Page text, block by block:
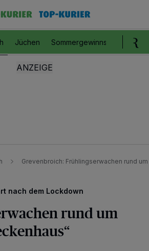
Jüchen Sommergewinnspiel
Grevenbroich: Frühlingserwachen rund
nach dem Lockdown
rund um